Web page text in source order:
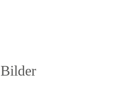
Bilder